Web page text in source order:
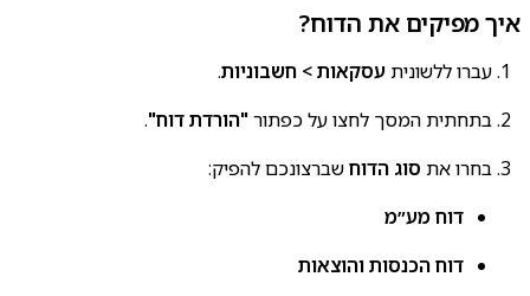
איך מפיקים את הדוח?
עברו ללשונית עסקאות > חשבוניות.
בתחתית המסך לחצו על כפתור"הורדת דוח".
בחרו את סוג הדוחשברצונכם להפיק:
דוח מע״מ
דוח הכנסות והוצאות